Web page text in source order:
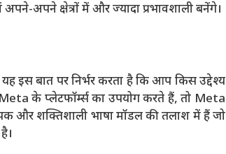
अपने क्षेत्रों में और ज्यादा प्रभावशाली बनेंगे।
इस बात पर निर्भर करता है कि आप किस उद्देश्य
के प्लेटफॉर्म्स का उपयोग करते हैं, तो Meta
और शक्तिशाली भाषा मॉडल की तलाश में हैं जो